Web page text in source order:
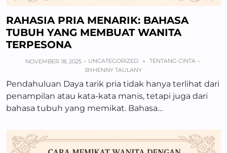
RAHASIA PRIA MENARIK: BAHASA
TUBUH YANG MEMBUAT WANITA
TERPESONA
NOVEMBER 18, 2025 UNCATEGORIZED +
TENTANG CINTA
BYHENNY TAULANY
Pendahuluan Daya tarik pria tidak hanya terlihat dari
penampilan atau kata-kata manis, tetapi juga dari
bahasa tubuh yang memikat. Bahasa…